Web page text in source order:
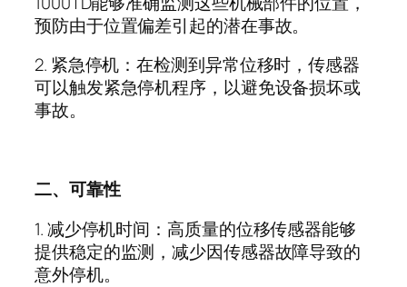
预防由于位置偏差引起的潜在事故。
2. 紧急停机：在检测到异常位移时，传感器
可以触发紧急停机程序，以避免设备损坏或
事故。
二、可靠性
1.减少停机时间：高质量的位移传感器能够
提供稳定的监测，减少因传感器故障导致的
意外停机。